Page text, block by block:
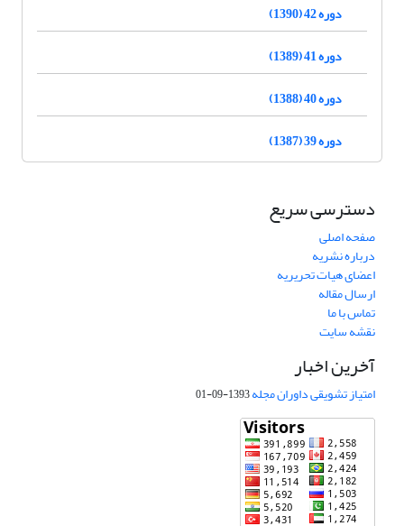
دوره 42 (1390)
دوره 41 (1389)
دوره 40 (1388)
دوره 39 (1387)
دسترسی سریع
صفحه اصلی
درباره نشریه
اعضای هیات تحریریه
ارسال مقاله
تماس با ما
نقشه سایت
آخرین اخبار
امتیاز تشویقی داوران مجله1393-09-01